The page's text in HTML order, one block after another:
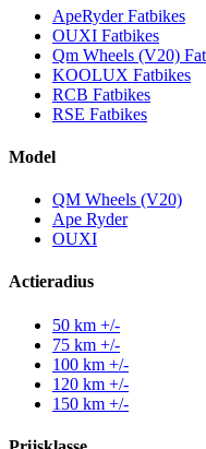
ApeRyder Fatbikes
OUXI Fatbikes
Qm Wheels (V20)
KOOLUX Fatbikes
RCB Fatbikes
RSE Fatbikes
Model
QM Wheels (V20)
Ape Ryder
OUXI
Actieradius
50 km +/-
75 km +/-
100 km +/-
120 km +/-
150 km +/-